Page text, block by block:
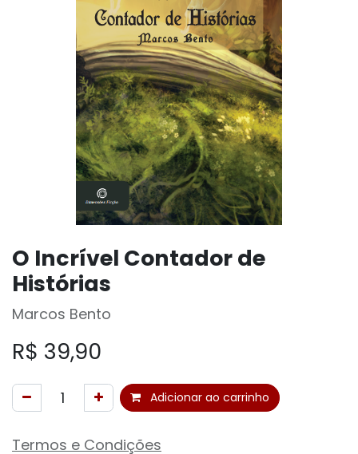
O Incrível Contador de
Histórias
Marcos Bento
R$ 39,90
Adicionar ao carrinho
Termos e Condições